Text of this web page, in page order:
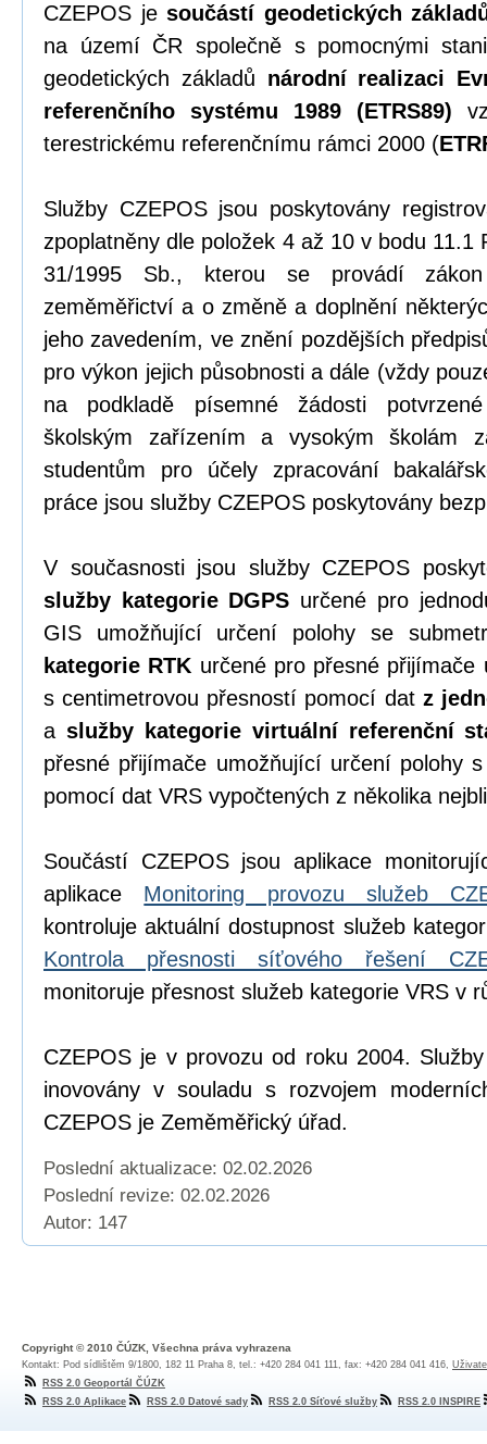
CZEPOS jesoučástí geodetických
na území ČR společně s pomocnými
geodetických základů národní realizaci
referenčního systému 1989 (ETRS89)
terestrickému referenčnímu rámci 2000 (
Služby CZEPOS jsou poskytovány
zpoplatněny dle položek 4 až 10 v bodu 11.1
31/1995 Sb., kterou se provádí
zeměměřictví a o změně a doplnění
jeho zavedením, ve znění pozdějších
pro výkon jejich působnosti a dále (vždy
na podkladě písemné žádosti
školským zařízením a vysokým školám
studentům pro účely zpracování
práce jsou služby CZEPOS poskytovány
V současnosti jsou služby CZEPOS
služby kategorie DGPS určené pro
GIS umožňující určení polohy se
kategorie RTK určené pro přesné
s centimetrovou přesností pomocí dat z
a služby kategorie virtuální referenční
přesné přijímače umožňující určení polohy
pomocí dat VRS vypočtených z několika
Součástí CZEPOS jsou aplikace
aplikace Monitoring provozu služeb
kontroluje aktuální dostupnost služeb
Kontrola přesnosti síťového řešení
monitoruje přesnost služeb kategorie VRS v
CZEPOS je v provozu od roku 2004.
inovovány v souladu s rozvojem
CZEPOS je Zeměměřický úřad.
Poslední aktualizace: 02.02.2026
Poslední revize: 02.02.2026
Autor: 147
Copyright © 2010 ČÚZK, Všechna práva vyhrazena
Kontakt: Pod sídlištěm 9/1800, 182 11 Praha 8, tel.: +420 284 041 111, fax: +420 284 041 416,
RSS 2.0 Geoportál ČÚZK
RSS 2.0 Aplikace
RSS 2.0 Datové sady RSS 2.0 Síťové služby RSS 2.0 INSPIRE